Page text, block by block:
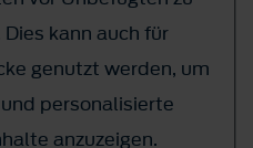
kann auch für
genutzt werden, um
personalisierte
anzuzeigen.